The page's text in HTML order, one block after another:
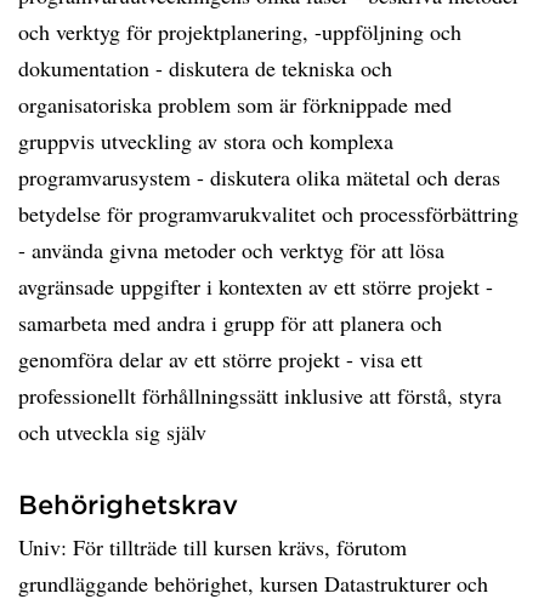
och verktyg för projektplanering, -uppföljning och
dokumentation - diskutera de tekniska och
organisatoriska problem som är förknippade med
gruppvis utveckling av stora och komplexa
programvarusystem - diskutera olika mätetal och deras
betydelse för programvarukvalitet och processförbättring
- använda givna metoder och verktyg för att lösa
avgränsade uppgifter i kontexten av ett större projekt -
samarbeta med andra i grupp för att planera och
genomföra delar av ett större projekt - visa ett
professionellt förhållningssätt inklusive att förstå, styra
och utveckla sig själv
Behörighetskrav
Univ: För tillträde till kursen krävs, förutom
grundläggande behörighet, kursen Datastrukturer och